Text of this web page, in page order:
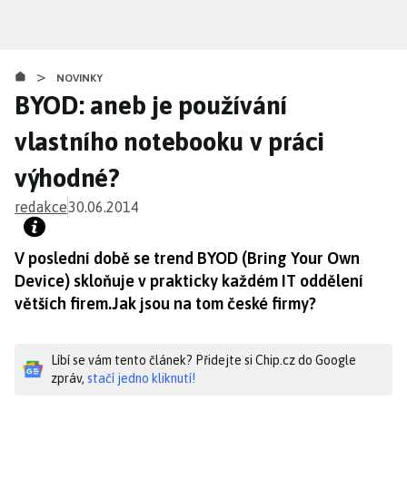
obsahu
> NOVINKY
BYOD: aneb je používání
vlastního notebooku v práci
výhodné?
redakce30.06.2014
V poslední době se trend BYOD (Bring Your Own
Device) skloňuje v prakticky každém IT oddělení
větších firem.Jak jsou na tom české firmy?
Líbí se vám tento článek? Přidejte si Chip.cz do Google
zpráv, stačí jedno kliknutí!